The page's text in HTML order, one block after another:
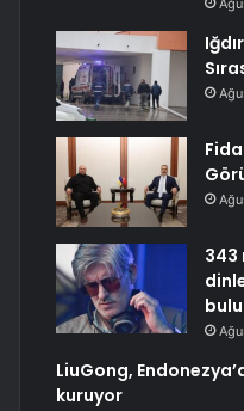
343
LiuGong,
kuruyor